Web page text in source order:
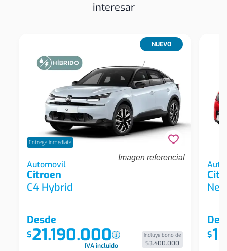
interesar
NUEVO
Entrega inmediata
Imagen referencial
Citroen C4 Hybrid C4 Plus Hybrid 136hp At
Automovil
Automovil
Citroen
C4 Hybrid
Desde
$21.190.000
IVA incluido
Incluye bono de
$3.400.000
$